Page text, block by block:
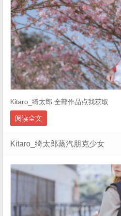
Kitaro_绮太郎 全部作品点我获取
阅读全文
Kitaro_绮太郎蒸汽朋克少女